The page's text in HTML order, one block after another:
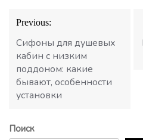
Навигация
по
записям
Previous:
Сифоны для душевых
кабин с низким
поддоном: какие
бывают, особенности
установки
Поиск